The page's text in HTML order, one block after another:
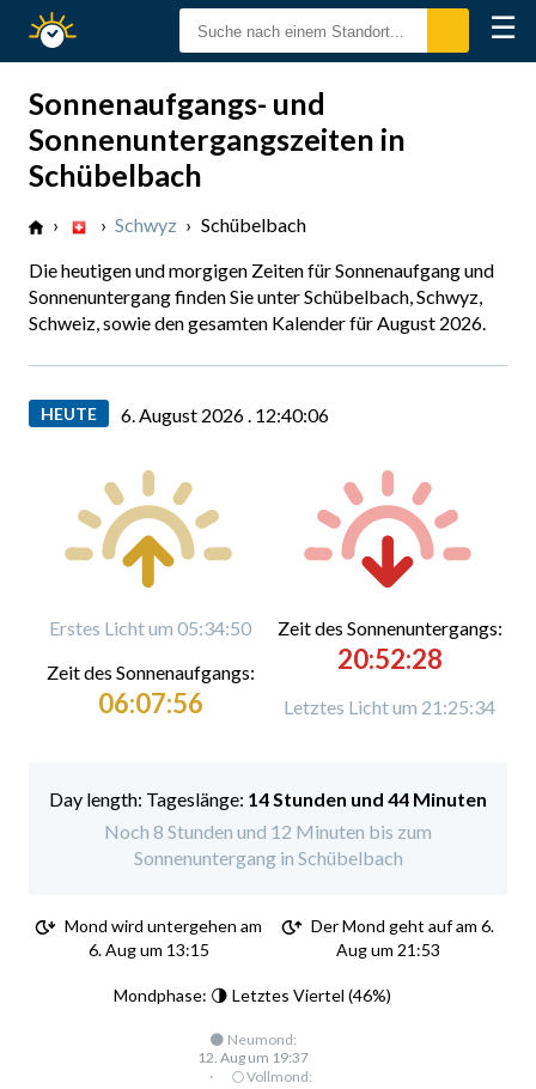
Sonnenzeiten ☰
Sonnenaufgangs- und
Sonnenuntergangszeiten in
Schübelbach
› › Schwyz › Schübelbach
Die heutigen und morgigen Zeiten für Sonnenaufgang und
Sonnenuntergang finden Sie unter Schübelbach, Schwyz,
Schweiz, sowie den gesamten Kalender für August 2026.
HEUTE 6. August 2026 . 12:40:07
Erstes Licht um 05:34:50
Zeit des Sonnenaufgangs:
06:07:56
Zeit des Sonnenuntergangs:
20:52:28
Letztes Licht um 21:25:34
Tageslänge: 14 Stunden und 44 Minuten
Noch 8 Stunden und 12 Minuten bis zum
Sonnenuntergang in Schübelbach
Mond wird untergehen am
6. Aug um 13:15
Der Mond geht auf am 6.
Aug um 21:53
Mondphase: 🌗 Letztes Viertel (46%)
🌑 Neumond:
12. Aug um 19:37
·
🌕 Vollmond: